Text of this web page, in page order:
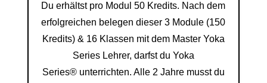
Du erhältst pro Modul 50 Kredits. Nach dem
erfolgreichen belegen dieser 3 Module (150
Kredits) & 16 Klassen mit dem Master Yoka
Series Lehrer, darfst du Yoka
Series®unterrichten. Alle 2 Jahre musst du